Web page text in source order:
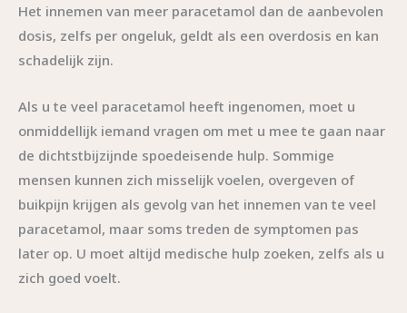
Het innemen van meer paracetamol dan de aanbevolen
dosis, zelfs per ongeluk, geldt als een overdosis en kan
schadelijk zijn.
Als u te veel paracetamol heeft ingenomen, moet u
onmiddellijk iemand vragen om met u mee te gaan naar
de dichtstbijzijnde spoedeisende hulp. Sommige
mensen kunnen zich misselijk voelen, overgeven of
buikpijn krijgen als gevolg van het innemen van te veel
paracetamol, maar soms treden de symptomen pas
later op. U moet altijd medische hulp zoeken, zelfs als u
zich goed voelt.